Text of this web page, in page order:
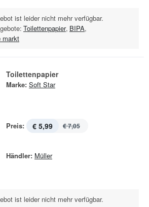
ist leider nicht mehr verfügbar.
Toilettenpapier, BIPA,
markt
Toilettenpapier
Marke: Soft Star
Preis: € 5,99 € 7,05
Händler: Müller
ist leider nicht mehr verfügbar.